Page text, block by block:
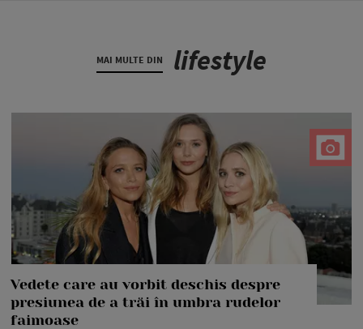
MAI MULTE DIN lifestyle
Vedete care au vorbit deschis despre
presiunea de a trăi în umbra rudelor
faimoase